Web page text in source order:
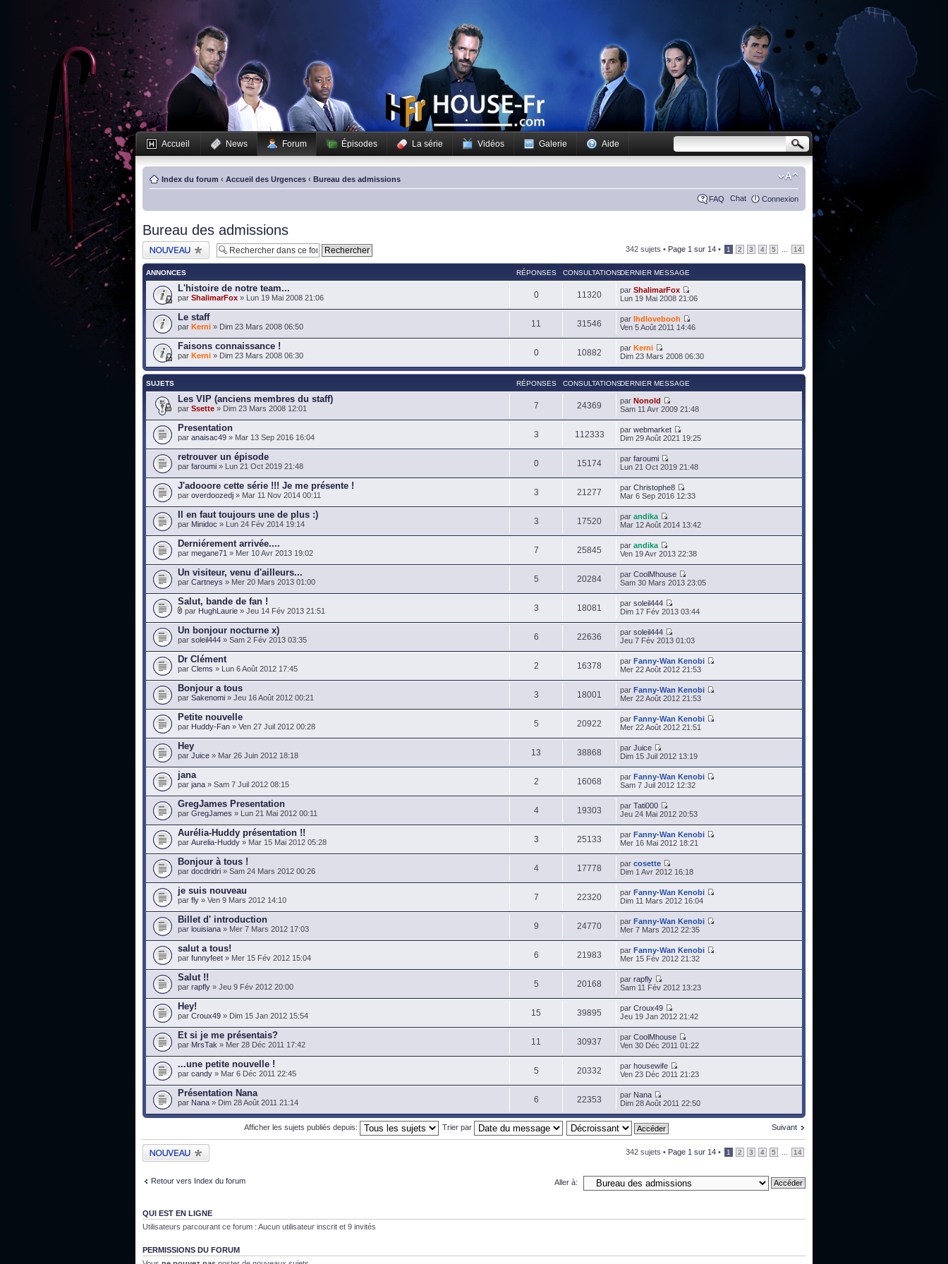
Accueil News Forum Épisodes La série Vidéos Galerie Aide
Index du forum ‹ Accueil des Urgences ‹ Bureau des admissions
FAQ Chat Connexion
Bureau des admissions
Publier un nouveau
sujet
342 sujets • Page 1 sur 14 • 1 2 3 4 5 14
ANNONCES RÉPONSES CONSULTATIONSDERNIER MESSAGE
L'histoire de notre team...
par ShalimarFox » Lun 19 Mai 2008 21:06 0 11320 par ShalimarFox
Lun 19 Mai 2008 21:06
Le staff
par Kerni » Dim 23 Mars 2008 06:50 11 31546 par lhdlovebooh
Ven 5 Août 2011 14:46
Faisons connaissance !
par Kerni » Dim 23 Mars 2008 06:30 0 10882 par Kerni
Dim 23 Mars 2008 06:30
SUJETS RÉPONSES CONSULTATIONSDERNIER MESSAGE
Les VIP (anciens membres du staff)
par Ssette » Dim 23 Mars 2008 12:01 7 24369 par Nonold
Sam 11 Avr 2009 21:48
Presentation
par anaisac49 » Mar 13 Sep 2016 16:04 3 112333 par webmarket
Dim 29 Août 2021 19:25
retrouver un épisode
par faroumi » Lun 21 Oct 2019 21:48 0 15174 par faroumi
Lun 21 Oct 2019 21:48
J'adooore cette série !!! Je me présente !
par overdoozedj » Mar 11 Nov 2014 00:11 3 21277 par Christophe8
Mar 6 Sep 2016 12:33
Il en faut toujours une de plus :)
par Minidoc » Lun 24 Fév 2014 19:14 3 17520 par andika
Mar 12 Août 2014 13:42
Derniérement arrivée....
par megane71 » Mer 10 Avr 2013 19:02 7 25845 par andika
Ven 19 Avr 2013 22:38
Un visiteur, venu d'ailleurs...
par Cartneys » Mer 20 Mars 2013 01:00 5 20284 par CoolMhouse
Sam 30 Mars 2013 23:05
Salut, bande de fan !
par HughLaurie » Jeu 14 Fév 2013 21:51 3 18081 par soleil444
Dim 17 Fév 2013 03:44
Un bonjour nocturne x)
par soleil444 » Sam 2 Fév 2013 03:35 6 22636 par soleil444
Jeu 7 Fév 2013 01:03
Dr Clément
par Clems » Lun 6 Août 2012 17:45 2 16378 par Fanny-Wan Kenobi
Mer 22 Août 2012 21:53
Bonjour a tous
par Sakenomi » Jeu 16 Août 2012 00:21 3 18001 par Fanny-Wan Kenobi
Mer 22 Août 2012 21:53
Petite nouvelle
par Huddy-Fan » Ven 27 Juil 2012 00:28 5 20922 par Fanny-Wan Kenobi
Mer 22 Août 2012 21:51
Hey
par Juice » Mar 26 Juin 2012 18:18 13 38868 par Juice
Dim 15 Juil 2012 13:19
jana
par jana » Sam 7 Juil 2012 08:15 2 16068 par Fanny-Wan Kenobi
Sam 7 Juil 2012 12:32
GregJames Presentation
par GregJames » Lun 21 Mai 2012 00:11 4 19303 par Tati000
Jeu 24 Mai 2012 20:53
Aurélia-Huddy présentation !!
par Aurelia-Huddy » Mar 15 Mai 2012 05:28 3 25133 par Fanny-Wan Kenobi
Mer 16 Mai 2012 18:21
Bonjour à tous !
par docdridri » Sam 24 Mars 2012 00:26 4 17778 par cosette
Dim 1 Avr 2012 16:18
je suis nouveau
par fly » Ven 9 Mars 2012 14:10 7 22320 par Fanny-Wan Kenobi
Dim 11 Mars 2012 16:04
Billet d' introduction
par louisiana » Mer 7 Mars 2012 17:03 9 24770 par Fanny-Wan Kenobi
Mer 7 Mars 2012 22:35
salut a tous!
par funnyfeet » Mer 15 Fév 2012 15:04 6 21983 par Fanny-Wan Kenobi
Mer 15 Fév 2012 21:32
Salut !!
par rapfly » Jeu 9 Fév 2012 20:00 5 20168 par rapfly
Sam 11 Fév 2012 13:23
Hey!
par Croux49 » Dim 15 Jan 2012 15:54 15 39895 par Croux49
Jeu 19 Jan 2012 21:42
Et si je me présentais?
par MrsTak » Mer 28 Déc 2011 17:42 11 30937 par CoolMhouse
Ven 30 Déc 2011 01:22
...une petite nouvelle !
par candy » Mar 6 Déc 2011 22:45 5 20332 par housewife
Ven 23 Déc 2011 21:23
Présentation Nana
par Nana » Dim 28 Août 2011 21:14 6 22353 par Nana
Dim 28 Août 2011 22:50
Suivant
Afficher les sujets publiés depuis: Trier par
Publier un nouveau
sujet
342 sujets • Page 1 sur 14 • 1 2 3 4 5 14
Retour vers Index du forum Aller à:
QUI EST EN LIGNE
Utilisateurs parcourant ce forum : Aucun utilisateur inscrit et 9 invités
PERMISSIONS DU FORUM